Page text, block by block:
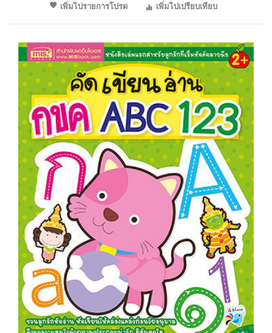
เพิ่มไปรายการโปรด
เพิ่มไปเปรียบเทียบ